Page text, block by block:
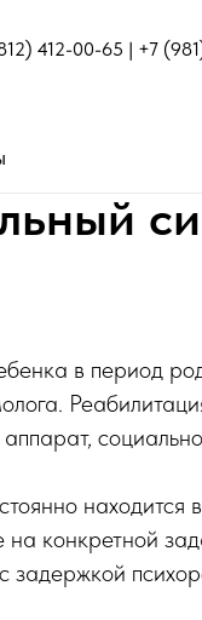
412-00-65 | +7
в период
конкретной